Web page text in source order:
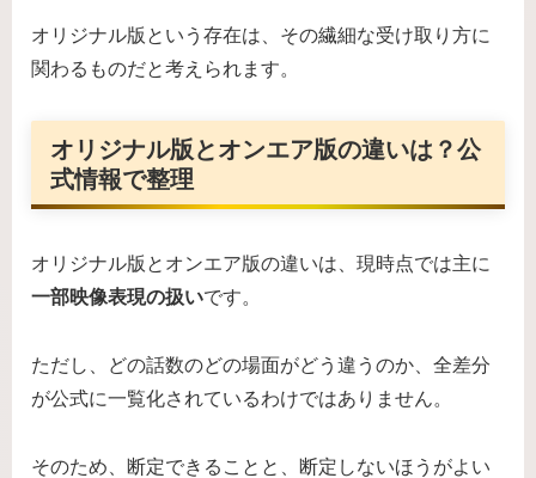
オリジナル版という存在は、その繊細な受け取り方に
関わるものだと考えられます。
オリジナル版とオンエア版の違いは？公
式情報で整理
オリジナル版とオンエア版の違いは、現時点では主に
一部映像表現の扱いです。
ただし、どの話数のどの場面がどう違うのか、全差分
が公式に一覧化されているわけではありません。
そのため、断定できることと、断定しないほうがよい